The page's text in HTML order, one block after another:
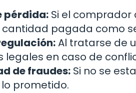
pérdida: Si el
pagada como
Al tratarse de
legales en caso de
de fraudes: Si no se
prometido.